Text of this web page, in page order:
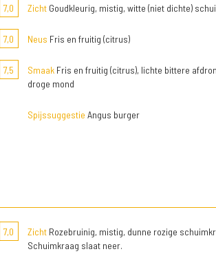
7,0 ZichtGoudkleurig, mistig, witte (niet dichte)
7,0 Neus Fris en fruitig (citrus)
7,5 SmaakFris en fruitig (citrus), lichte bittere
droge mond
Spijssuggestie Angus burger
7,0 ZichtRozebruinig, mistig, dunne rozige
Schuimkraag slaat neer.